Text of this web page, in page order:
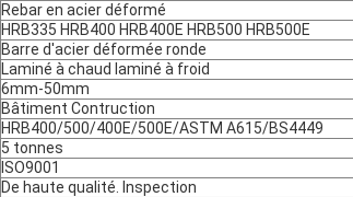
Rebar en acier déformé
HRB335 HRB400 HRB400E HRB500 HRB500E
Barre d'acier déformée ronde
Laminé à chaud laminé à froid
6mm-50mm
Bâtiment Contruction
HRB400/500/400E/500E/ASTM A615/BS4449
5 tonnes
ISO9001
De haute qualité. Inspection